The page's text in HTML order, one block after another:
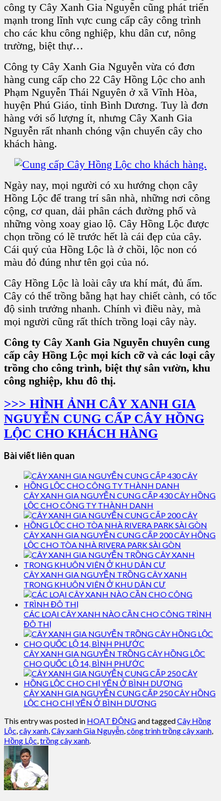
công ty Cây Xanh Gia Nguyễn cũng phát triển
mạnh trong lĩnh vực cung cấp cây công trình
cho các khu công nghiệp, khu dân cư, nông
trường, biệt thự…
Công ty Cây Xanh Gia Nguyễn vừa có đơn
hàng cung cấp cho 22 Cây Hồng Lộc cho anh
Phạm Nguyễn Thái Nguyên ở xã Vĩnh Hòa,
huyện Phú Giáo, tỉnh Bình Dương. Tuy là đơn
hàng với số lượng ít, nhưng Cây Xanh Gia
Nguyễn rất nhanh chóng vận chuyển cây cho
khách hàng.
Ngày nay, mọi người có xu hướng chọn cây
Hồng Lộc để trang trí sân nhà, những nơi công
cộng, cơ quan, dải phân cách đường phố và
những vòng xoay giao lộ. Cây Hồng Lộc được
chọn trồng có lẽ trước hết là cái đẹp của cây.
Cái quý của Hồng Lộc là ở chồi, lộc non có
màu đỏ đúng như tên gọi của nó.
Cây Hồng Lộc là loài cây ưa khí mát, đủ ấm.
Cây có thể trồng bằng hạt hay chiết cành, có tốc
độ sinh trưởng nhanh. Chính vì điều này, mà
mọi người cũng rất thích trồng loại cây này.
Công ty Cây Xanh Gia Nguyễn chuyên cung
cấp cây Hồng Lộc mọi kích cỡ và các loại cây
trồng cho công trình, biệt thự sân vườn, khu
công nghiệp, khu đô thị.
>>> HÌNH ẢNH CÂY XANH GIA
NGUYỄN CUNG CẤP CÂY HỒNG
LỘC CHO KHÁCH HÀNG
Bài viết liên quan
CÂY XANH GIA NGUYỄN CUNG CẤP 430 CÂY HỒNG
LỘC CHO CÔNG TY THÀNH DANH
CÂY XANH GIA NGUYỄN CUNG CẤP 200 CÂY HỒNG
LỘC CHO TÒA NHÀ RIVERA PARK SÀI GÒN
CÂY XANH GIA NGUYỄN TRỒNG CÂY XANH
TRONG KHUÔN VIÊN Ở KHU DÂN CƯ
CÁC LOẠI CÂY XANH NÀO CẦN CHO CÔNG TRÌNH
ĐÔ THỊ
CÂY XANH GIA NGUYỄN TRỒNG CÂY HỒNG LỘC
CHO QUỐC LỘ 14, BÌNH PHƯỚC
CÂY XANH GIA NGUYỄN CUNG CẤP 250 CÂY HỒNG
LỘC CHO CHỊ YẾN Ở BÌNH DƯƠNG
This entry was posted in HOẠT ĐỘNGand taggedCây Hồng
Lộc,cây xanh,Cây xanh Gia Nguyễn,công trình trồng cây xanh,
Hồng Lộc,trồng cây xanh.